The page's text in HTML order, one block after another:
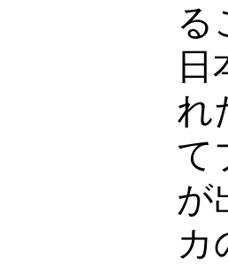
る
れ
て
が
カ